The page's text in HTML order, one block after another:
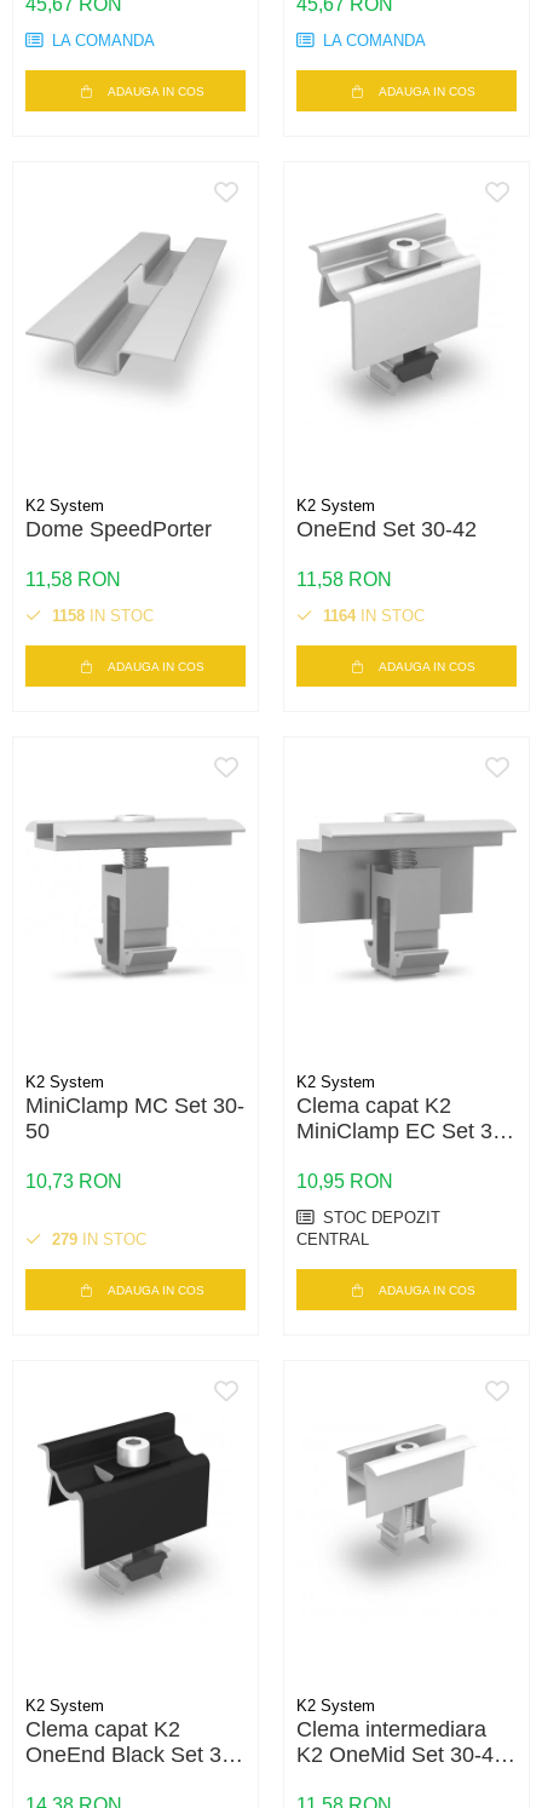
LA COMANDA
ADAUGA IN COS
LA COMANDA
ADAUGA IN COS
K2 System
Dome SpeedPorter
11,58 RON
1158 IN STOC
ADAUGA IN COS
K2 System
OneEnd Set 30-42
11,58 RON
1164IN STOC
ADAUGA IN COS
K2 System
MiniClamp MC Set 30-
50
10,73 RON
279 IN STOC
ADAUGA IN COS
K2 System
Clema capat K2
MiniClamp EC Set 30-
50mm, MiniRail
10,95 RON
STOC DEPOZIT
CENTRAL
ADAUGA IN COS
K2 System
Clema capat K2
OneEnd Black Set 30-
K2 System
Clema intermediara
K2 OneMid Set 30-42